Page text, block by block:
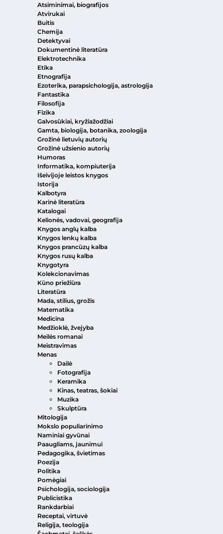
Atsiminimai, biografijos
Atvirukai
Buitis
Chemija
Detektyvai
Dokumentinė literatūra
Elektrotechnika
Etika
Etnografija
Ezoterika, parapsichologija, astrologija
Fantastika
Filosofija
Fizika
Galvosūkiai, kryžiažodžiai
Gamta, biologija, botanika, zoologija
Grožinė lietuvių autorių
Grožinė užsienio autorių
Humoras
Informatika, kompiuterija
Išeivijoje leistos knygos
Istorija
Kalbotyra
Karinė literatūra
Katalogai
Kelionės, vadovai, geografija
Knygos anglų kalba
Knygos lenkų kalba
Knygos prancūzų kalba
Knygos rusų kalba
Knygotyra
Kolekcionavimas
Kūno priežiūra
Literatūra
Mada, stilius, grožis
Matematika
Medicina
Medžioklė, žvejyba
Meilės romanai
Meistravimas
Menas
Dailė
Fotografija
Keramika
Kinas, teatras, šokiai
Muzika
Skulptūra
Mitologija
Mokslo populiarinimo
Naminiai gyvūnai
Paaugliams, jaunimui
Pedagogika, švietimas
Poezija
Politika
Pomėgiai
Psichologija, sociologija
Publicistika
Rankdarbiai
Receptai, virtuvė
Religija, teologija